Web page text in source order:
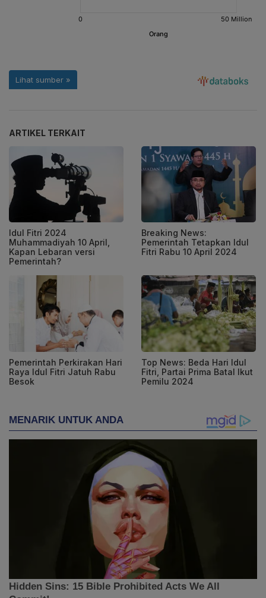
ARTIKEL TERKAIT
Idul Fitri 2024
Muhammadiyah 10 April,
Kapan Lebaran versi
Pemerintah?
Breaking News:
Pemerintah Tetapkan Idul
Fitri Rabu 10 April 2024
Pemerintah Perkirakan Hari
Raya Idul Fitri Jatuh Rabu
Besok
Top News: Beda Hari Idul
Fitri, Partai Prima Batal Ikut
Pemilu 2024